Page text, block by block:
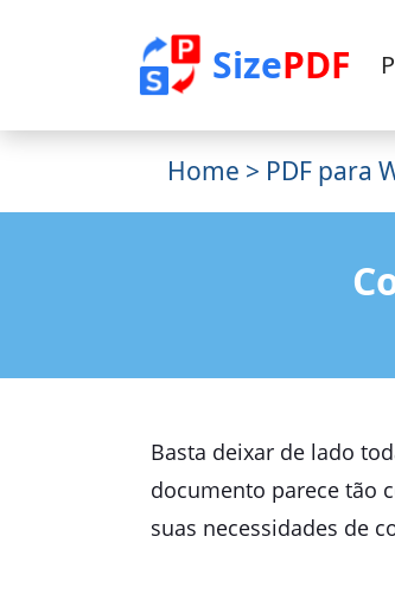
SizePDF
Home > PDF para
Basta deixar de lado
documento parece tão
suas necessidades de